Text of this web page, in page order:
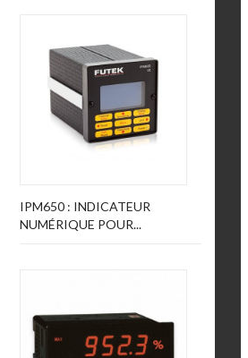
IPM650 : INDICATEUR
NUMÉRIQUE POUR...